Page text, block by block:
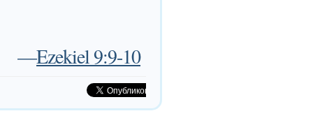
—Ezekiel 9:9-10